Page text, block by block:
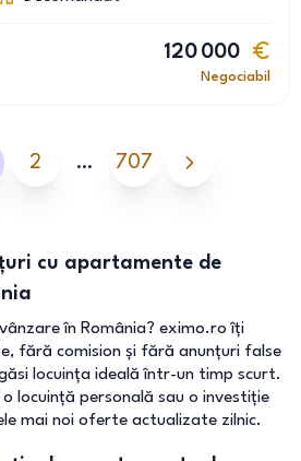
120 000
Negociabil
2 … 707
cu apartamente de
în România? eximo.ro îți
fără comision și fără anunțuri false
locuința ideală într-un timp scurt.
locuință personală sau o investiție
mai noi oferte actualizate zilnic.